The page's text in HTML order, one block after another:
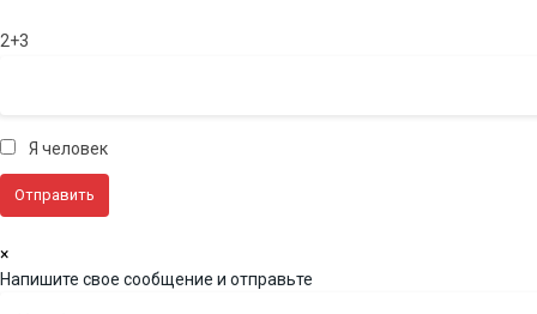
2+3
Я человек
×
Напишите свое сообщение и отправьте